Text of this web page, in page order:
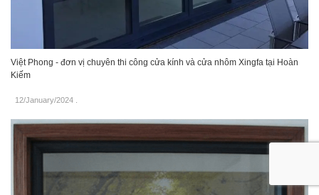
Việt Phong - đơn vị chuyên thi công cửa kính và cửa nhôm Xingfa tại Hoàn
Kiếm
12/January/2024